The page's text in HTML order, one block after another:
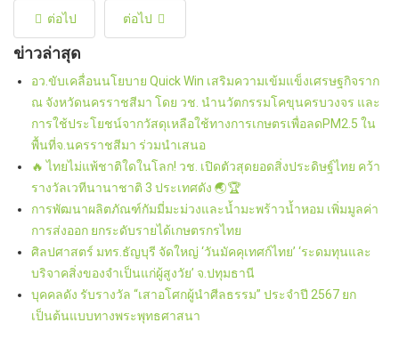
ต่อไป ต่อไป
ข่าวล่าสุด
อว.ขับเคลื่อนนโยบาย Quick Win เสริมความเข้มแข็งเศรษฐกิจราก
ณ จังหวัดนครราชสีมา โดย วช. นำนวัตกรรมโคขุนครบวงจร และ
การใช้ประโยชน์จากวัสดุเหลือใช้ทางการเกษตรเพื่อลดPM2.5 ใน
พื้นที่จ.นครราชสีมา ร่วมนำเสนอ
🔥 ไทยไม่แพ้ชาติใดในโลก! วช. เปิดตัวสุดยอดสิ่งประดิษฐ์ไทย คว้า
รางวัลเวทีนานาชาติ 3 ประเทศดัง 🌏🏆
การพัฒนาผลิตภัณฑ์กัมมี่มะม่วงและน้ำมะพร้าวน้ำหอม เพิ่มมูลค่า
การส่งออก ยกระดับรายได้เกษตรกรไทย
ศิลปศาสตร์ มทร.ธัญบุรี จัดใหญ่ ‘วันมัคคุเทศก์ไทย’ ‘ระดมทุนและ
บริจาคสิ่งของจำเป็นแก่ผู้สูงวัย’ จ.ปทุมธานี
บุคคลดัง รับรางวัล “เสาอโศกผู้นำศีลธรรม” ประจำปี 2567 ยก
เป็นต้นแบบทางพระพุทธศาสนา